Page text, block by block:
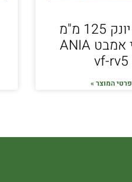
שואב יונק 125 מ"מ
לחדרי אמבט ANIA
vf-rv5
פרטי המוצר »